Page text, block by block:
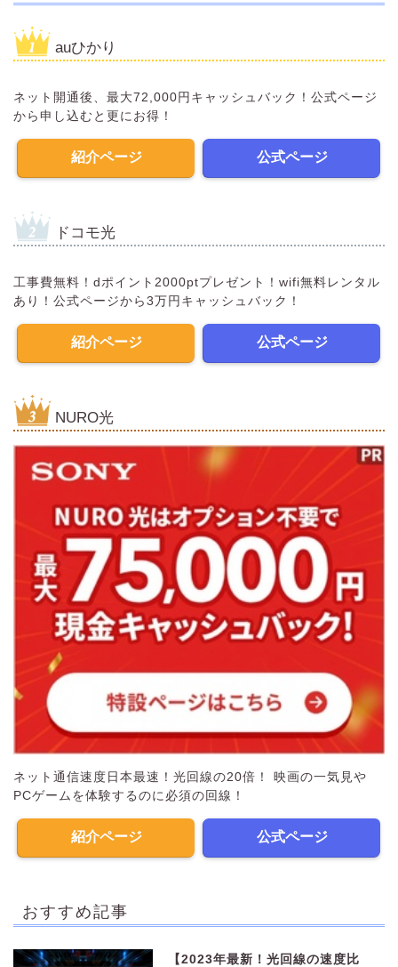
auひかり
ネット開通後、最大72,000円キャッシュバック！公式ページ
から申し込むと更にお得！
紹介ページ 公式ページ
ドコモ光
工事費無料！dポイント2000ptプレゼント！wifi無料レンタル
あり！公式ページから3万円キャッシュバック！
紹介ページ 公式ページ
NURO光
ネット通信速度日本最速！光回線の20倍！ 映画の一気見や
PCゲームを体験するのに必須の回線！
紹介ページ 公式ページ
おすすめ記事
【2023年最新！光回線の速度比